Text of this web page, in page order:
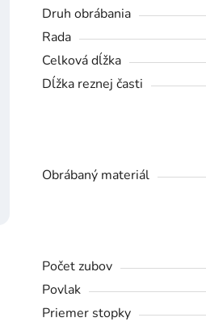
Druh obrábania
Rada
Celková dĺžka
Dĺžka reznej časti
Obrábaný materiál
Počet zubov
Povlak
Priemer stopky